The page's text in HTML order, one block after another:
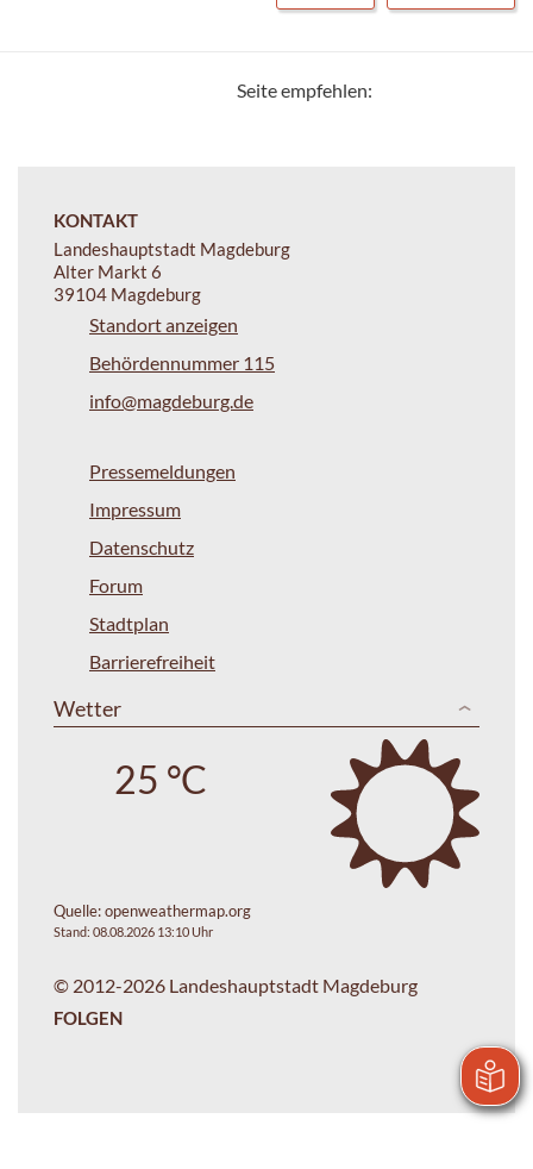
Seite empfehlen:
KONTAKT
Landeshauptstadt Magdeburg
Alter Markt 6
39104 Magdeburg
Standort anzeigen
Behördennummer 115
info@magdeburg.de
Pressemeldungen
Impressum
Datenschutz
Forum
Stadtplan
Barrierefreiheit
Wetter
25 °C
Quelle:openweathermap.org
Stand: 08.08.2026 13:10 Uhr
© 2012-2026 Landeshauptstadt Magdeburg
FOLGEN